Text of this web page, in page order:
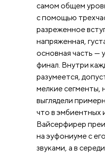
самом общем
с помощью
разреженное
напряженная,
основная часть —
финал. Внутри
разумеется,
мелкие сегменты,
выглядели
что в эмбиентных
Вайсерфирер
на эуфониуме с
звуками, а в